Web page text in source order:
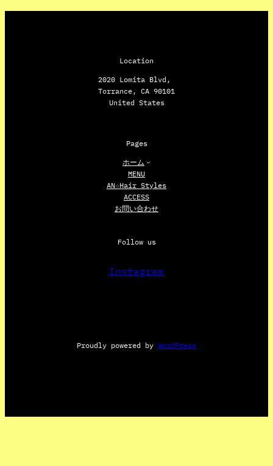
Location
2020 Lomita Blvd,
Torrance, CA 90101
United States
Pages
ホーム
MENU
AN☆Hair Styles
ACCESS
お問い合わせ
Follow us
Instagram
Proudly powered by WordPress